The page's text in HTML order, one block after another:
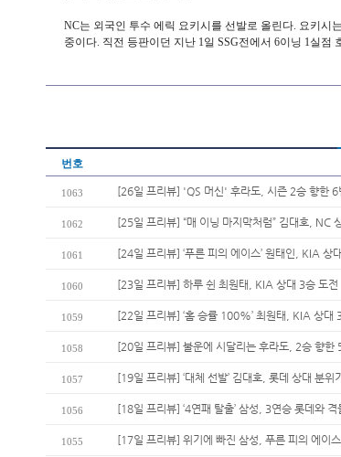
NC는 외국인 투수 에릭 요키시를 선발로 올린다. 요키시
중이다. 직전 등판이던 지난 1일 SSG전에서 6이닝 1실
번호
1063 [26일 프리뷰] 'QS 머신' 후라도, 시즌 2승 향한 6
1062 [25일 프리뷰] “매 이닝 마지막처럼” 김대호, NC
1061 [24일 프리뷰] ‘푸른 피의 에이스’ 원태인, KIA 상
1060 [23일 프리뷰] 하루 쉰 최원태, KIA 상대 3승 도전
1059 [22일 프리뷰] ‘홈 승률 100%’ 최원태, KIA 상대
1058 [20일 프리뷰] 불운에 시달리는 후라도, 2승 향한
1057 [19일 프리뷰] ‘대체 선발’ 김대호, 롯데 상대 분위
1056 [18일 프리뷰] ‘4연패 탈출’ 삼성, 3연승 롯데와
1055 [17일 프리뷰] 위기에 빠진 삼성, 푸른 피의 에이